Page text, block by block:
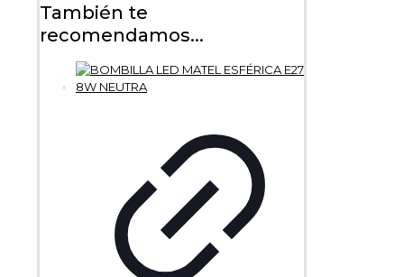
También te
recomendamos...